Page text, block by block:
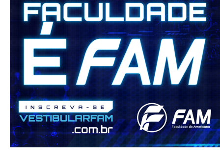
Máquina, Ajudante/Servente de Obras, Almoxarife Júnior,
Atendente, Auxiliar de Cozinha, Auxiliar de Jardinagem, Auxiliar
de Limpeza, Auxiliar de Produção, Auxiliar de Serviços Gerais,
Auxiliar de Serviços Gerais/Jardinagem, Balconista, Balconista de
Açougue, Caldeireiro, Carpinteiro, Chapeiro, Confeiteiro(a),
Cortador(a), Costureiro(a), Cozinheiro(a) Industrial, Cozinheiro(a)
Sênior, Embalador, Empregada Doméstica,
Esmerilhador/Rebarbador, Expedidor, Faxineiro, Lavador de
Veículos, Mecânico de Manutenção, Mecânico de Motor (Injeção
Eletrônica), Meio Oficial de Cozinha, Motorista, Motorista de
Micro-ônibus, Motorista de Ônibus, Motorista de Van, Operador(a)
de Caixa, Operador(a) de Central de Reciclagem, Operador(a) de
Empilhadeira, Operador(a) de Máquina, Operador(a) de Máquina
de Costura Industrial, Operador de Cartonagem C, Operador de